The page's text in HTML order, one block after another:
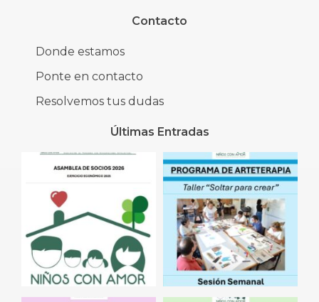
Contacto
Donde estamos
Ponte en contacto
Resolvemos tus dudas
Últimas Entradas